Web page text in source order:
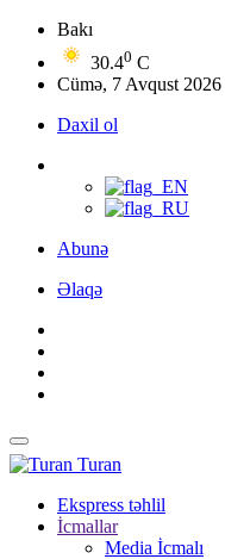
Bakı
30.40 C
Cümə, 7 Avqust 2026
Daxil ol
Abunə
Əlaqə
Turan
Ekspress təhlil
İcmallar
Media İcmalı